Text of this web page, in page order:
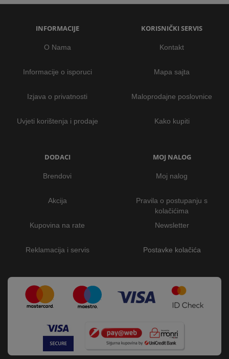
INFORMACIJE
O Nama
Informacije o isporuci
Izjava o privatnosti
Uvjeti korištenja i prodaje
KORISNIČKI SERVIS
Kontakt
Mapa sajta
Maloprodajne poslovnice
Kako kupiti
DODACI
Brendovi
Akcija
Kupovina na rate
Reklamacija i servis
MOJ NALOG
Moj nalog
Pravila o postupanju s
kolačićima
Newsletter
Postavke kolačića